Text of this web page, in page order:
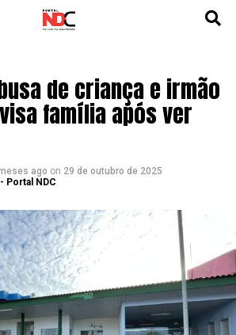
de criança e irmão
família após ver
ago on 29 de outubro de 2025
Portal NDC